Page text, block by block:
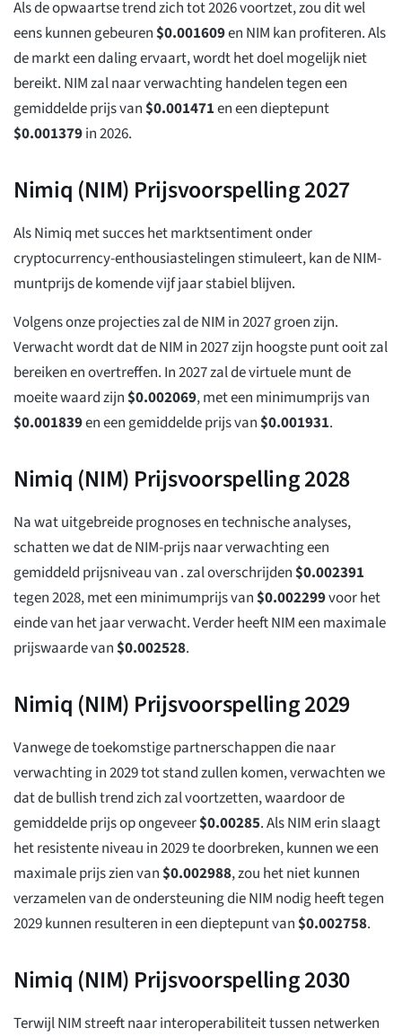
Als de opwaartse trend zich tot 2026 voortzet, zou dit wel
eens kunnen gebeuren$0.001609en NIM kan profiteren. Als
de markt een daling ervaart, wordt het doel mogelijk niet
bereikt. NIM zal naar verwachting handelen tegen een
gemiddelde prijs van$0.001471en een dieptepunt
$0.001379in 2026.
Nimiq (NIM) Prijsvoorspelling 2027
Als Nimiq met succes het marktsentiment onder
cryptocurrency-enthousiastelingen stimuleert, kan de NIM-
muntprijs de komende vijf jaar stabiel blijven.
Volgens onze projecties zal de NIM in 2027 groen zijn.
Verwacht wordt dat de NIM in 2027 zijn hoogste punt ooit zal
bereiken en overtreffen. In 2027 zal de virtuele munt de
moeite waard zijn$0.002069, met een minimumprijs van
$0.001839en een gemiddelde prijs van$0.001931.
Nimiq (NIM) Prijsvoorspelling 2028
Na wat uitgebreide prognoses en technische analyses,
schatten we dat de NIM-prijs naar verwachting een
gemiddeld prijsniveau van . zal overschrijden$0.002391
tegen 2028, met een minimumprijs van$0.002299voor het
einde van het jaar verwacht. Verder heeft NIM een maximale
prijswaarde van$0.002528.
Nimiq (NIM) Prijsvoorspelling 2029
Vanwege de toekomstige partnerschappen die naar
verwachting in 2029 tot stand zullen komen, verwachten we
dat de bullish trend zich zal voortzetten, waardoor de
gemiddelde prijs op ongeveer$0.00285. Als NIM erin slaagt
het resistente niveau in 2029 te doorbreken, kunnen we een
maximale prijs zien van$0.002988, zou het niet kunnen
verzamelen van de ondersteuning die NIM nodig heeft tegen
2029 kunnen resulteren in een dieptepunt van$0.002758.
Nimiq (NIM) Prijsvoorspelling 2030
Terwijl NIM streeft naar interoperabiliteit tussen netwerken